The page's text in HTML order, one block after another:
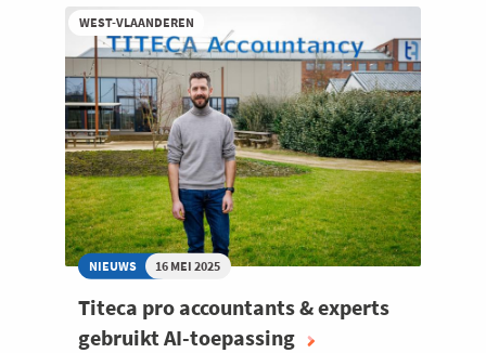
WEST-VLAANDEREN
NIEUWS 16 MEI 2025
Titeca pro accountants & experts
gebruikt AI-toepassing